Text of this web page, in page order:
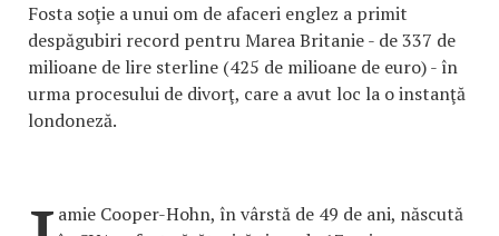
Fosta soţie a unui om de afaceri englez a primit
despăgubiri record pentru Marea Britanie - de 337 de
milioane de lire sterline (425 de milioane de euro) - în
urma procesului de divorţ, care a avut loc la o instanţă
londoneză.
amie Cooper-Hohn, în vârstă de 49 de ani, născută